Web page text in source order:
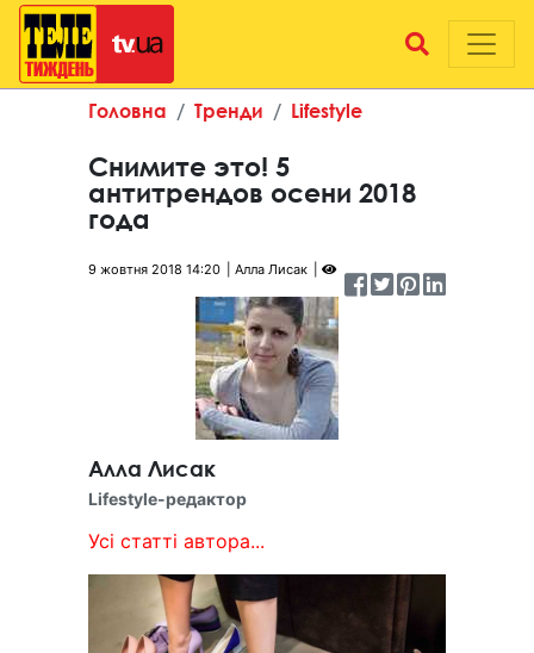
Головна Тренди Lifestyle
Снимите это! 5
антитрендов осени 2018
года
9 жовтня 2018 14:20 Алла Лисак
Алла Лисак
Lifestyle-редактор
Усі статті автора...